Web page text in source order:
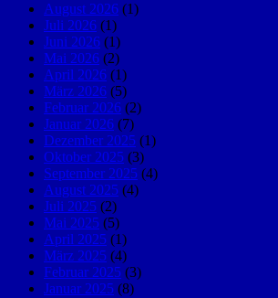
August 2026 (1)
Juli 2026 (1)
Juni 2026 (1)
Mai 2026 (2)
April 2026 (1)
März 2026 (5)
Februar 2026 (2)
Januar 2026 (7)
Dezember 2025 (1)
Oktober 2025 (3)
September 2025 (4)
August 2025 (4)
Juli 2025 (2)
Mai 2025 (5)
April 2025 (1)
März 2025 (4)
Februar 2025 (3)
Januar 2025 (8)